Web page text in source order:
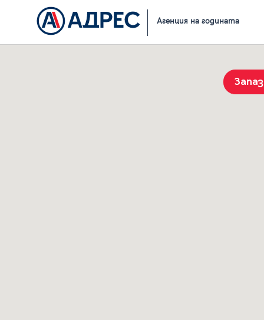
Агенция на годината
Начало Резултати от търсене